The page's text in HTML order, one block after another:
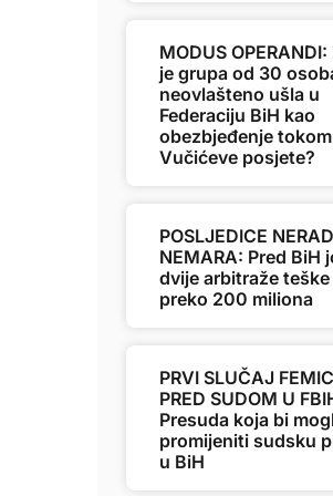
MODUS
je grupa od 30
neovlašteno ušla u
Federaciju BiH kao
obezbjeđenje tokom
Vučićeve posjete?
POSLJEDICE
NEMARA: Pred BiH
dvije arbitraže teške
preko 200 miliona
PRVI SLUČAJ
PRED SUDOM U
Presuda koja bi
promijeniti sudsku
u BiH